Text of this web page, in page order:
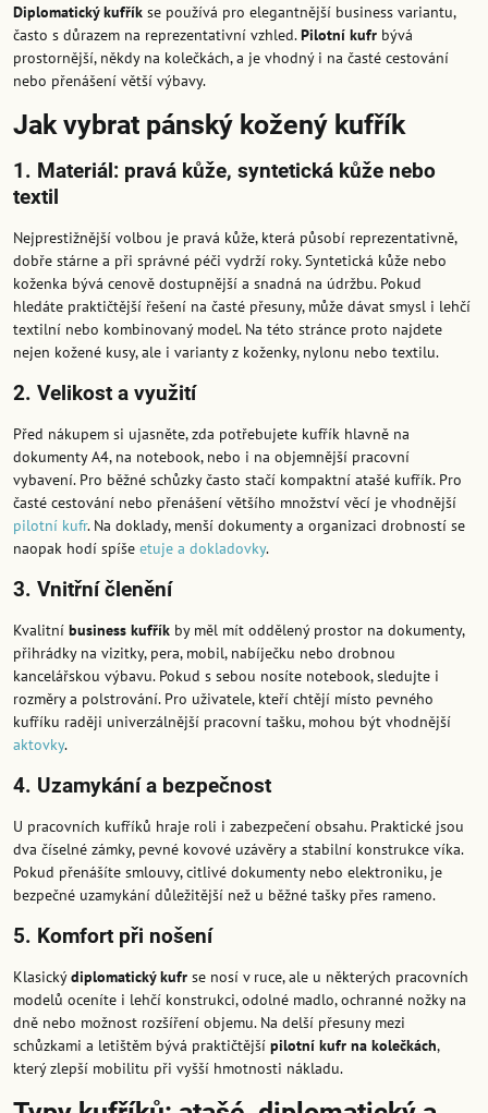
Diplomatický kufřík se používá pro elegantnější business variantu,
často s důrazem na reprezentativní vzhled.Pilotní kufr bývá
prostornější, někdy na kolečkách, a je vhodný i na časté cestování
nebo přenášení větší výbavy.
Jak vybrat pánský kožený kufřík
1. Materiál: pravá kůže, syntetická kůže nebo
textil
Nejprestižnější volbou je pravá kůže, která působí reprezentativně,
dobře stárne a při správné péči vydrží roky. Syntetická kůže nebo
koženka bývá cenově dostupnější a snadná na údržbu. Pokud
hledáte praktičtější řešení na časté přesuny, může dávat smysl i lehčí
textilní nebo kombinovaný model. Na této stránce proto najdete
nejen kožené kusy, ale i varianty z koženky, nylonu nebo textilu.
2. Velikost a využití
Před nákupem si ujasněte, zda potřebujete kufřík hlavně na
dokumenty A4, na notebook, nebo i na objemnější pracovní
vybavení. Pro běžné schůzky často stačí kompaktní atašé kufřík. Pro
časté cestování nebo přenášení většího množství věcí je vhodnější
pilotní kufr. Na doklady, menší dokumenty a organizaci drobností se
naopak hodí spíše etuje a dokladovky.
3. Vnitřní členění
Kvalitní business kufřík by měl mít oddělený prostor na dokumenty,
přihrádky na vizitky, pera, mobil, nabíječku nebo drobnou
kancelářskou výbavu. Pokud s sebou nosíte notebook, sledujte i
rozměry a polstrování. Pro uživatele, kteří chtějí místo pevného
kufříku raději univerzálnější pracovní tašku, mohou být vhodnější
aktovky.
4. Uzamykání a bezpečnost
U pracovních kufříků hraje roli i zabezpečení obsahu. Praktické jsou
dva číselné zámky, pevné kovové uzávěry a stabilní konstrukce víka.
Pokud přenášíte smlouvy, citlivé dokumenty nebo elektroniku, je
bezpečné uzamykání důležitější než u běžné tašky přes rameno.
5. Komfort při nošení
Klasickýdiplomatický kufr se nosí v ruce, ale u některých pracovních
modelů oceníte i lehčí konstrukci, odolné madlo, ochranné nožky na
dně nebo možnost rozšíření objemu. Na delší přesuny mezi
schůzkami a letištěm bývá praktičtější pilotní kufr na kolečkách,
který zlepší mobilitu při vyšší hmotnosti nákladu.